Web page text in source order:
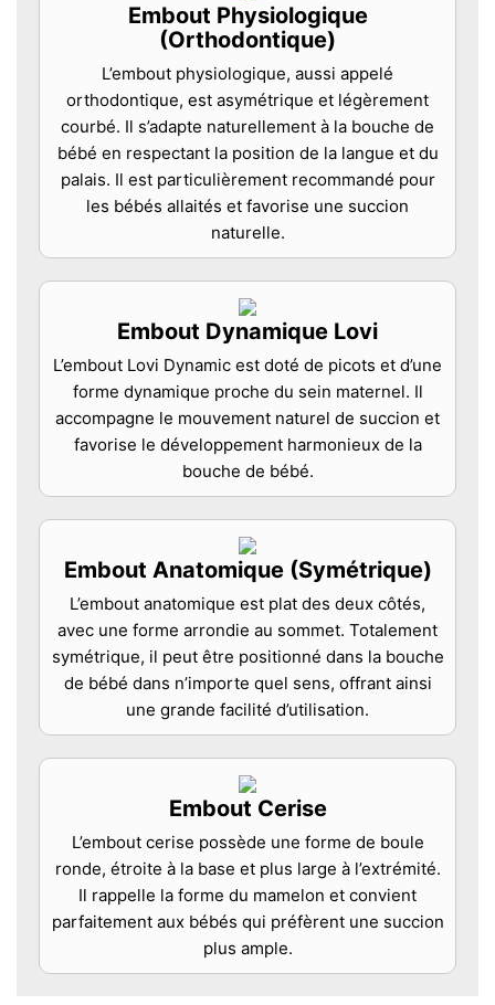
Embout Physiologique
(Orthodontique)
L’embout physiologique, aussi appelé
orthodontique, est asymétrique et légèrement
courbé. Il s’adapte naturellement à la bouche de
bébé en respectant la position de la langue et du
palais. Il est particulièrement recommandé pour
les bébés allaités et favorise une succion
naturelle.
Embout Dynamique Lovi
L’embout Lovi Dynamic est doté de picots et d’une
forme dynamique proche du sein maternel. Il
accompagne le mouvement naturel de succion et
favorise le développement harmonieux de la
bouche de bébé.
Embout Anatomique (Symétrique)
L’embout anatomique est plat des deux côtés,
avec une forme arrondie au sommet. Totalement
symétrique, il peut être positionné dans la bouche
de bébé dans n’importe quel sens, offrant ainsi
une grande facilité d’utilisation.
Embout Cerise
L’embout cerise possède une forme de boule
ronde, étroite à la base et plus large à l’extrémité.
Il rappelle la forme du mamelon et convient
parfaitement aux bébés qui préfèrent une succion
plus ample.